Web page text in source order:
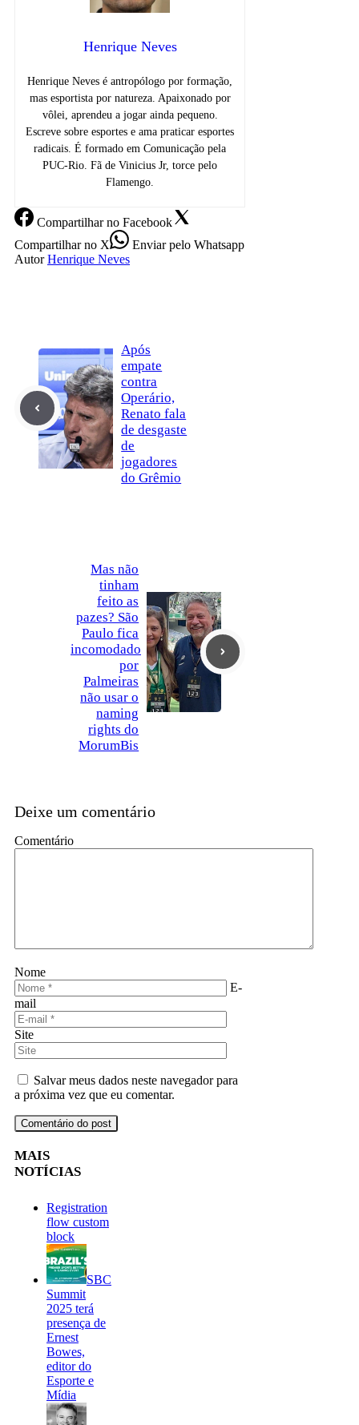
Henrique Neves
Henrique Neves é antropólogo por formação,
mas esportista por natureza. Apaixonado por
vôlei, aprendeu a jogar ainda pequeno.
Escreve sobre esportes e ama praticar esportes
radicais. É formado em Comunicação pela
PUC-Rio. Fã de Vinicius Jr, torce pelo
Flamengo.
Compartilharno Facebook
Compartilharno X Enviarpelo Whatsapp
Autor Henrique Neves
Após
empate
contra
Operário,
Renato fala
de desgaste
de
jogadores
do Grêmio
Mas não
tinham
feito as
pazes? São
Paulo fica
incomodado
por
Palmeiras
não usar o
naming
rights do
MorumBis
Deixe um comentário
Comentário
Nome
E-
mail
Site
Salvar meus dados neste navegador para
a próxima vez que eu comentar.
MAIS
NOTÍCIAS
Registration
flow custom
block
SBC
Summit
2025 terá
presença de
Ernest
Bowes,
editor do
Esporte e
Mídia